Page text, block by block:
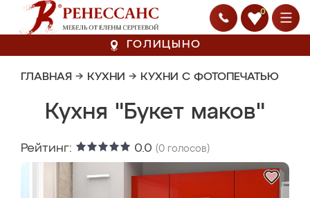
0
ГОЛИЦЫНО
ГЛАВНАЯ → КУХНИ → КУХНИ С ФОТОПЕЧАТЬЮ
Кухня "Букет маков"
Рейтинг: 0.0 (0 голосов)